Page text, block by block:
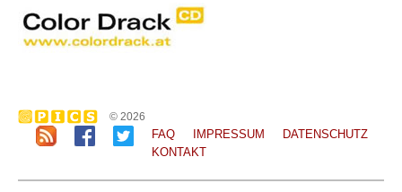
© 2026
FAQ IMPRESSUM
DATENSCHUTZ
KONTAKT